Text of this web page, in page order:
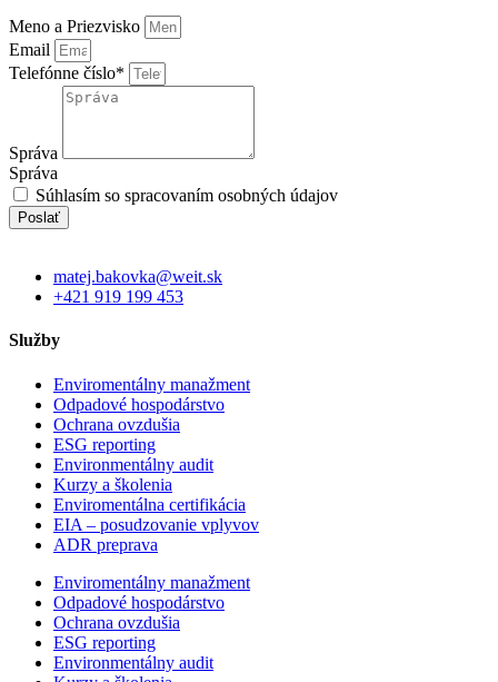
Meno a Priezvisko
Email
Telefónne číslo*
Správa
Správa
Súhlasím so spracovaním osobných údajov
Poslať
matej.bakovka@weit.sk
+421 919 199 453
Služby
Enviromentálny manažment
Odpadové hospodárstvo
Ochrana ovzdušia
ESG reporting
Environmentálny audit
Kurzy a školenia
Enviromentálna certifikácia
EIA – posudzovanie vplyvov
ADR preprava
Enviromentálny manažment
Odpadové hospodárstvo
Ochrana ovzdušia
ESG reporting
Environmentálny audit